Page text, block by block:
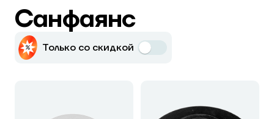
Санфаянс
Только со скидкой